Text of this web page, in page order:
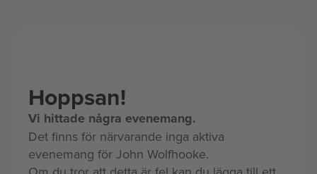
Hoppsan!
Vi hittade några evenemang.
Det finns för närvarande inga aktiva
evenemang för John Wolfhooke.